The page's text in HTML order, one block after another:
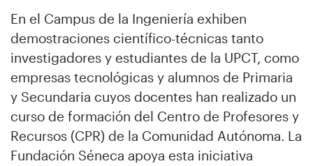
En el Campus de la Ingeniería exhiben
demostraciones científico-técnicas tanto
investigadores y estudiantes de la UPCT, como
empresas tecnológicas y alumnos de Primaria
y Secundaria cuyos docentes han realizado un
curso de formación del Centro de Profesores y
Recursos (CPR) de la Comunidad Autónoma. La
Fundación Séneca apoya esta iniciativa